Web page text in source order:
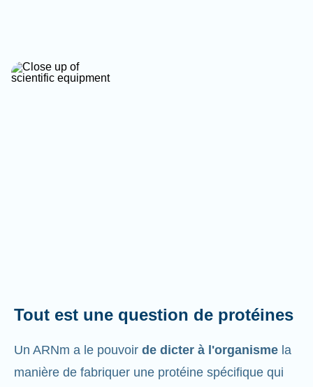
Tout est une question de protéines
Un ARNm a le pouvoir de dicter à l'organisme la
manière de fabriquer une protéine spécifique qui